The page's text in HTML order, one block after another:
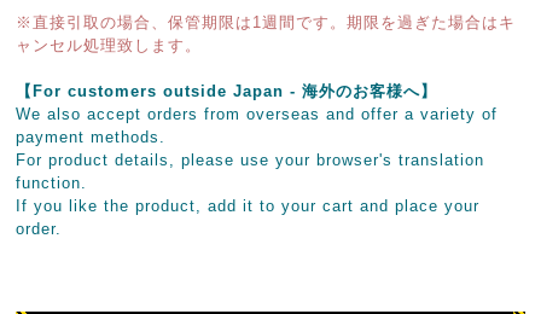
※直接引取の場合、保管期限は1週間です。期限を過ぎた場合はキ
ャンセル処理致します。
【For customers outside Japan - 海外のお客様へ】
We also accept orders from overseas and offer a variety of
payment methods.
For product details, please use your browser's translation
function.
If you like the product, add it to your cart and place your
order.